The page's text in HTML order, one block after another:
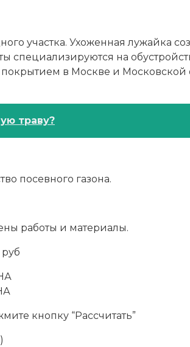
участка. Ухоженная лужайка
специализируются на
в Москве и Московской
траву?
посевного газона.
работы и материалы.
кнопку “Рассчитать”